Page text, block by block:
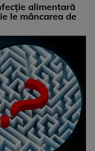
alimentară
le mâncarea de